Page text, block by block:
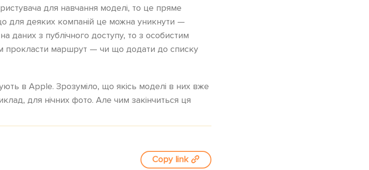
для навчання моделі, то це пряме
для деяких компаній це можна уникнути —
даних з публічного доступу, то з особистим
прокласти маршрут — чи що додати до списку
в Apple. Зрозуміло, що якісь моделі в них вже
для нічних фото. Але чим закінчиться ця
Copy link